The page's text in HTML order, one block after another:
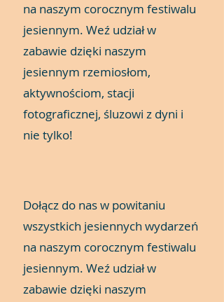
na naszym corocznym festiwalu
jesiennym. Weź udział w
zabawie dzięki naszym
jesiennym rzemiosłom,
aktywnościom, stacji
fotograficznej, śluzowi z dyni i
nie tylko!
Dołącz do nas w powitaniu
wszystkich jesiennych wydarzeń
na naszym corocznym festiwalu
jesiennym. Weź udział w
zabawie dzięki naszym